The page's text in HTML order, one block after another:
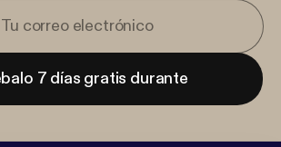
7 días gratis durante